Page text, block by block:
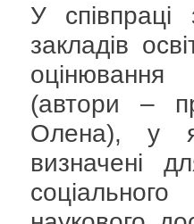
У співпраці
закладів
оцінювання
(автори –
Олена), у
визначені